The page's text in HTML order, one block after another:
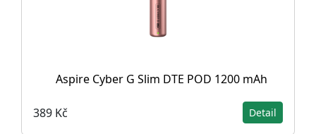
Aspire Cyber G Slim DTE POD 1200 mAh
389 Kč Detail